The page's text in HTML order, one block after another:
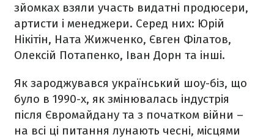
зйомках взяли участь видатні продюсери,
артисти і менеджери. Серед них: Юрій
Нікітін, Ната Жижченко, Євген Філатов,
Олексій Потапенко, Іван Дорн та інші.
Як зароджувався український шоу-біз, що
було в 1990-х, як змінювалась індустрія
після Євромайдану та з початком війни –
на всі ці питання лунають чесні, місцями